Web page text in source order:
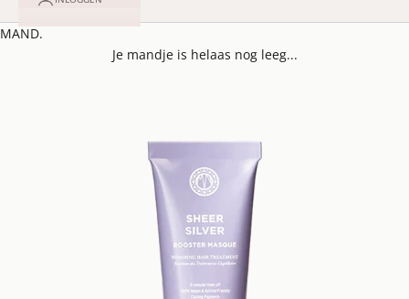
MAND.
Je mandje is helaas nog leeg...